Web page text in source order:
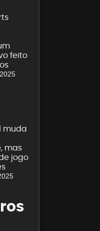
feito
muda
mas
jogo